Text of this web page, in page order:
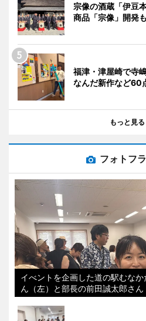
宗像の酒蔵「伊豆
商品「宗像」開発も
福津・津屋崎で寺
なんだ新作など60
もっと見る
フォトフ
イべントを企画した道の駅むな
ん（左）と部長の前田誠太郎さん